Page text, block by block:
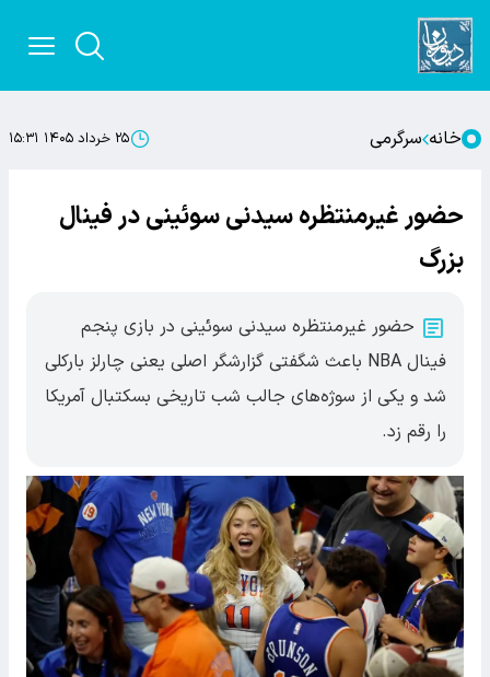
خانه سرگرمی ۲۵ خرداد ۱۴۰۵ ۱۵:۳۱
حضور غیرمنتظره سیدنی سوئینی در فینال
بزرگ
حضور غیرمنتظره سیدنی سوئینی در بازی پنجم
فینال NBA باعث شگفتی گزارشگر اصلی یعنی چارلز بارکلی
شد و یکی از سوژه‌های جالب شب تاریخی بسکتبال آمریکا
را رقم زد.